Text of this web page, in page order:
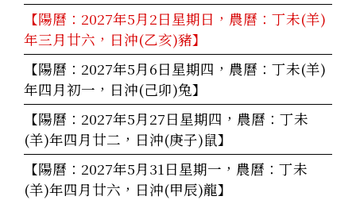
【陽曆：2027年5月2日星期日，農曆：丁未(羊)
年三月廿六，日沖(乙亥)豬】
【陽曆：2027年5月6日星期四，農曆：丁未(羊)
年四月初一，日沖(己卯)兔】
【陽曆：2027年5月27日星期四，農曆：丁未
(羊)年四月廿二，日沖(庚子)鼠】
【陽曆：2027年5月31日星期一，農曆：丁未
(羊)年四月廿六，日沖(甲辰)龍】